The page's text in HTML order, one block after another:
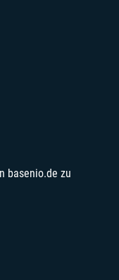
basenio.de zu